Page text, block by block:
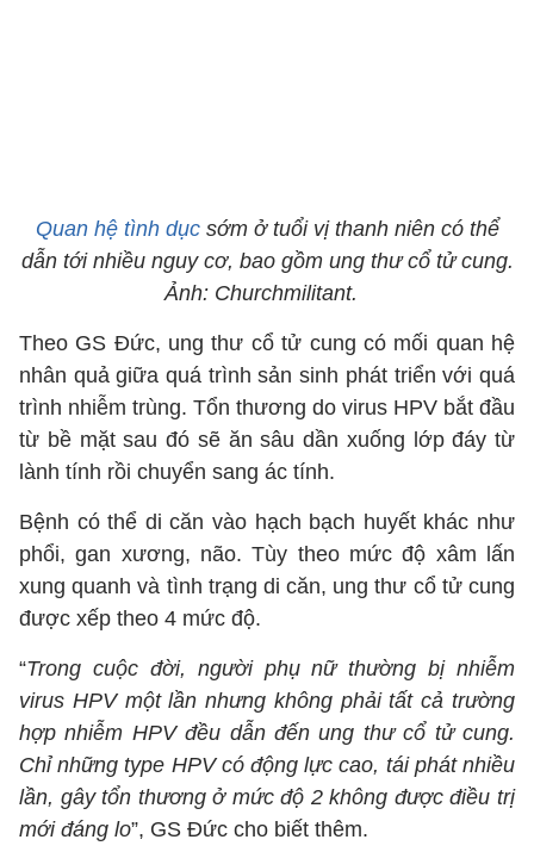
Quan hệ tình dục sớm ở tuổi vị thanh niên có thể
dẫn tới nhiều nguy cơ, bao gồm ung thư cổ tử cung.
Ảnh: Churchmilitant.
Theo GS Đức, ung thư cổ tử cung có mối quan hệ
nhân quả giữa quá trình sản sinh phát triển với quá
trình nhiễm trùng. Tổn thương do virus HPV bắt đầu
từ bề mặt sau đó sẽ ăn sâu dần xuống lớp đáy từ
lành tính rồi chuyển sang ác tính.
Bệnh có thể di căn vào hạch bạch huyết khác như
phổi, gan xương, não. Tùy theo mức độ xâm lấn
xung quanh và tình trạng di căn, ung thư cổ tử cung
được xếp theo 4 mức độ.
“Trong cuộc đời, người phụ nữ thường bị nhiễm
virus HPV một lần nhưng không phải tất cả trường
hợp nhiễm HPV đều dẫn đến ung thư cổ tử cung.
Chỉ những type HPV có động lực cao, tái phát nhiều
lần, gây tổn thương ở mức độ 2 không được điều trị
mới đáng lo”, GS Đức cho biết thêm.